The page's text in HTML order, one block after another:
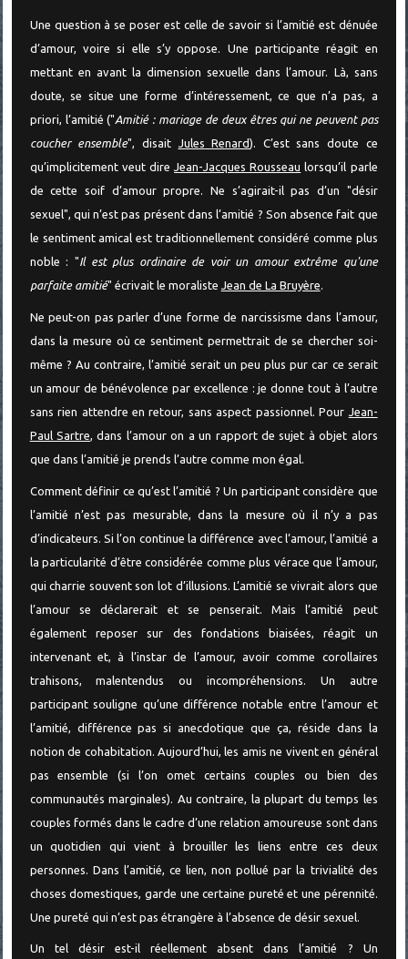
Une question à se poser est celle de savoir si l’amitié est dénuée
d’amour, voire si elle s’y oppose. Une participante réagit en
mettant en avant la dimension sexuelle dans l’amour. Là, sans
doute, se situe une forme d’intéressement, ce que n’a pas, a
priori, l’amitié ("Amitié : mariage de deux êtres qui ne peuvent pas
coucher ensemble", disait Jules Renard). C’est sans doute ce
qu’implicitement veut dire Jean-Jacques Rousseau lorsqu’il parle
de cette soif d’amour propre. Ne s’agirait-il pas d’un "désir
sexuel", qui n’est pas présent dans l’amitié ? Son absence fait que
le sentiment amical est traditionnellement considéré comme plus
noble : "Il est plus ordinaire de voir un amour extrême qu'une
parfaite amitié" écrivait le moraliste Jean de La Bruyère
Ne peut-on pas parler d’une forme de narcissisme dans l’amour,
dans la mesure où ce sentiment permettrait de se chercher soi-
même ? Au contraire, l’amitié serait un peu plus pur car ce serait
un amour de bénévolence par excellence : je donne tout à l’autre
sans rien attendre en retour, sans aspect passionnel. Pour Jean-
Paul Sartre , dans l’amour on a un rapport de sujet à objet alors
que dans l’amitié je prends l’autre comme mon égal.
Comment définir ce qu’est l’amitié ? Un participant considère que
l’amitié n’est pas mesurable, dans la mesure où il n’y a pas
d’indicateurs. Si l’on continue la différence avec l’amour, l’amitié a
la particularité d’être considérée comme plus vérace que l’amour,
qui charrie souvent son lot d’illusions. L’amitié se vivrait alors que
l’amour se déclarerait et se penserait. Mais l’amitié peut
également reposer sur des fondations biaisées, réagit un
intervenant et, à l’instar de l’amour, avoir comme corollaires
trahisons, malentendus ou incompréhensions. Un autre
participant souligne qu’une différence notable entre l’amour et
l’amitié, différence pas si anecdotique que ça, réside dans la
notion de cohabitation. Aujourd’hui, les amis ne vivent en général
pas ensemble (si l’on omet certains couples ou bien des
communautés marginales). Au contraire, la plupart du temps les
couples formés dans le cadre d’une relation amoureuse sont dans
un quotidien qui vient à brouiller les liens entre ces deux
personnes. Dans l’amitié, ce lien, non pollué par la trivialité des
choses domestiques, garde une certaine pureté et une pérennité.
Une pureté qui n’est pas étrangère à l’absence de désir sexuel.
Un tel désir est-il réellement absent dans l’amitié ? Un